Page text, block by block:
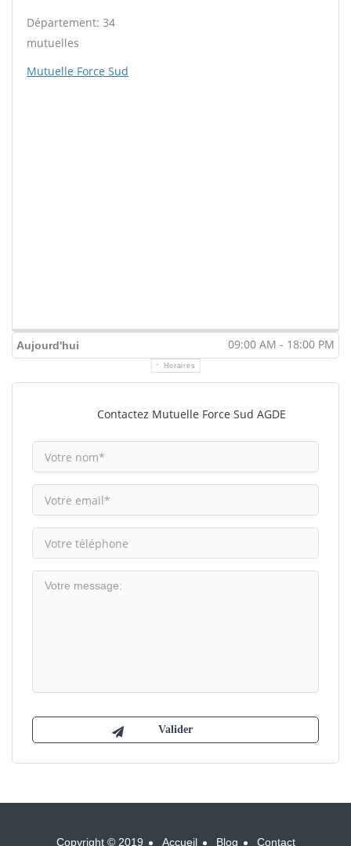
Département: 34
mutuelles
Mutuelle Force Sud
Aujourd'hui 09:00 AM - 18:00 PM
Horaires
Contactez Mutuelle Force Sud AGDE
Copyright © 2019 Accueil Blog Contact